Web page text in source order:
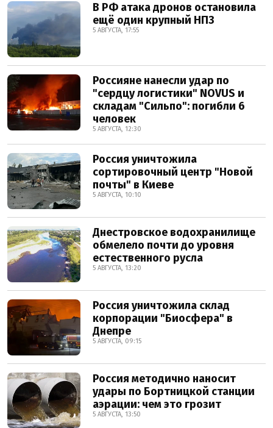
В РФ атака дронов остановила
ещё один крупный НПЗ
5 АВГУСТА, 17:55
Россияне нанесли удар по
"сердцу логистики" NOVUS и
складам "Сильпо": погибли 6
человек
5 АВГУСТА, 12:30
Россия уничтожила
сортировочный центр "Новой
почты" в Киеве
5 АВГУСТА, 10:10
Днестровское водохранилище
обмелело почти до уровня
естественного русла
5 АВГУСТА, 13:20
Россия уничтожила склад
корпорации "Биосфера" в
Днепре
5 АВГУСТА, 09:15
Россия методично наносит
удары по Бортницкой станции
аэрации: чем это грозит
5 АВГУСТА, 13:50